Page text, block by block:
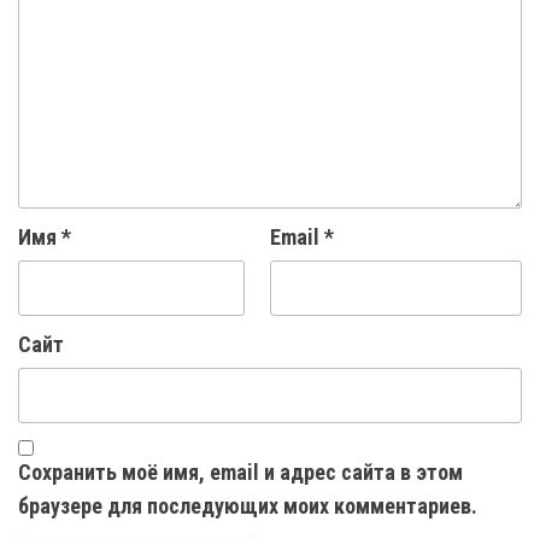
Имя * Email *
Сайт
Сохранить моё имя, email и адрес сайта в этом
браузере для последующих моих комментариев.